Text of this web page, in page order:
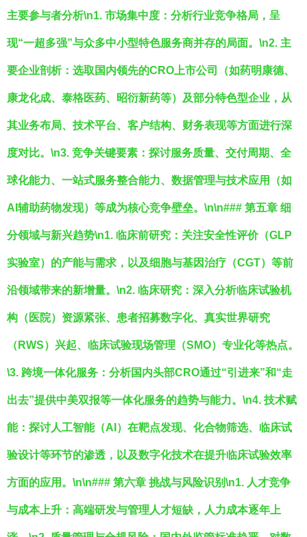
主要参与者分析\n1. 市场集中度 ：分析行业竞争格局，呈
现“一超多强”与众多中小型特色服务商并存的局面。\n2. 主
要企业剖析：选取国内领先的CRO上市公司（如药明康德、
康龙化成、泰格医药、昭衍新药等）及部分特色型企业，从
其业务布局、技术平台、客户结构、财务表现等方面进行深
度对比。\n3. 竞争关键要素 ：探讨服务质量、交付周期、全
球化能力、一站式服务整合能力、数据管理与技术应用（如
AI辅助药物发现）等成为核心竞争壁垒。\n\n### 第五章 细
分领域与新兴趋势\n1. 临床前研究 ：关注安全性评价（GLP
实验室）的产能与需求，以及细胞与基因治疗（CGT）等前
沿领域带来的新增量。\n2. 临床研究 ：深入分析临床试验机
构（医院）资源紧张、患者招募数字化、真实世界研究
（RWS）兴起、临床试验现场管理（SMO）专业化等热点。
\3. 跨境一体化服务 ：分析国内头部CRO通过“引进来”和“走
出去”提供中美双报等一体化服务的趋势与能力。\n4. 技术赋
能：探讨人工智能（AI）在靶点发现、化合物筛选、临床试
验设计等环节的渗透，以及数字化技术在提升临床试验效率
方面的应用。\n\n### 第六章 挑战与风险识别\n1. 人才竞争
与成本上升 ：高端研发与管理人才短缺，人力成本逐年上